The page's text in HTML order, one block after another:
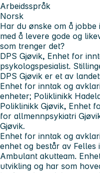
Arbeidsspråk
Norsk
Har du ønske om å
med å levere gode og
som trenger det?
DPS Gjøvik, Enhet for
psykologspesialist.
DPS Gjøvik er et av
Enhet for inntak og
enheter; Poliklinikk
Poliklinikk Gjøvik, Enhet
for allmennpsykiatri
Gjøvik.
Enhet for inntak og
enhet og består av Felles
Ambulant akutteam.
utvikling og har som